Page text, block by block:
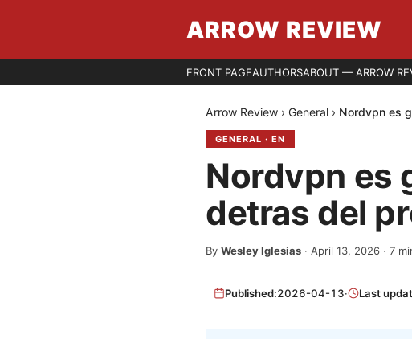
ARROW REVIEW
FRONT PAGEAUTHORSABOUT — ARROW
Arrow Review › General › Nordvpn es
GENERAL · EN
Nordvpn es
detras del
By Wesley Iglesias · April 13, 2026 · 7
Published:2026-04-13· Last